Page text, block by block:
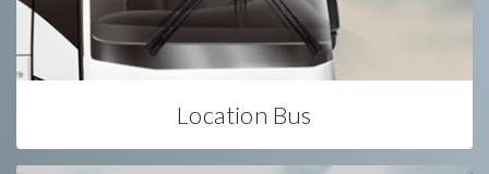
Location Bus